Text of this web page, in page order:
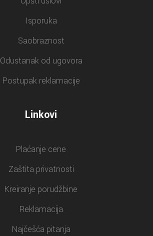
Isporuka
Saobraznost
Odustanak od ugovora
Postupak reklamacije
Linkovi
Plaćanje cene
Zaštita privatnosti
Kreiranje porudžbine
Reklamacija
Najčešća pitanja